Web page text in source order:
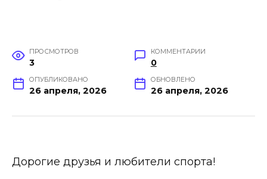
ПРОСМОТРОВ
3
КОММЕНТАРИИ
0
ОПУБЛИКОВАНО
26 апреля, 2026
ОБНОВЛЕНО
26 апреля, 2026
Дорогие друзья и любители спорта!